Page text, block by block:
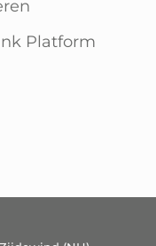
Platform